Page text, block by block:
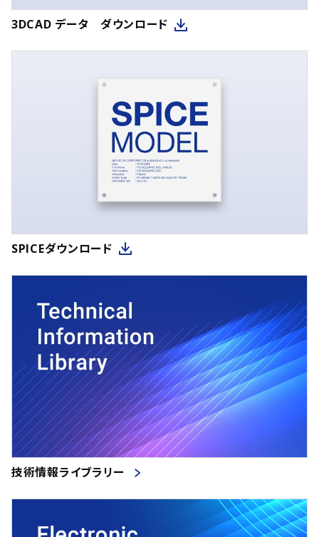
3DCAD データ ダウンロード
SPICEダウンロード
技術情報ライブラリー